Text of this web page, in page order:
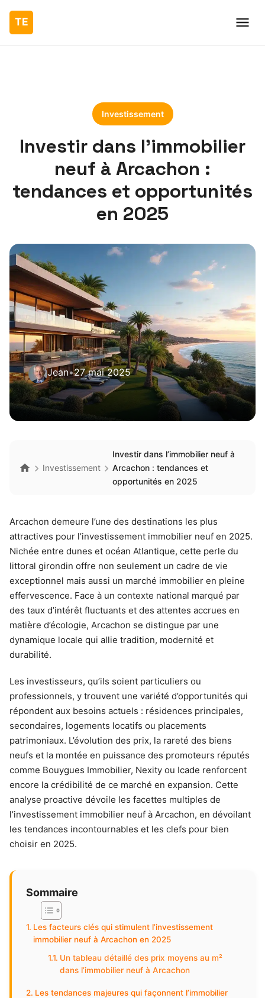
Investissement
Investir dans l’immobilier
neuf à Arcachon :
tendances et opportunités
en 2025
Jean•27 mai 2025
Investissement
Investir dans l’immobilier neuf à
Arcachon : tendances et
opportunités en 2025
Arcachon demeure l’une des destinations les plus
attractives pour l’investissement immobilier neuf en 2025.
Nichée entre dunes et océan Atlantique, cette perle du
littoral girondin offre non seulement un cadre de vie
exceptionnel mais aussi un marché immobilier en pleine
effervescence. Face à un contexte national marqué par
des taux d’intérêt fluctuants et des attentes accrues en
matière d’écologie, Arcachon se distingue par une
dynamique locale qui allie tradition, modernité et
durabilité.
Les investisseurs, qu’ils soient particuliers ou
professionnels, y trouvent une variété d’opportunités qui
répondent aux besoins actuels : résidences principales,
secondaires, logements locatifs ou placements
patrimoniaux. L’évolution des prix, la rareté des biens
neufs et la montée en puissance des promoteurs réputés
comme Bouygues Immobilier, Nexity ou Icade renforcent
encore la crédibilité de ce marché en expansion. Cette
analyse proactive dévoile les facettes multiples de
l’investissement immobilier neuf à Arcachon, en dévoilant
les tendances incontournables et les clefs pour bien
choisir en 2025.
Sommaire
Les facteurs clés qui stimulent l’investissement
immobilier neuf à Arcachon en 2025
Un tableau détaillé des prix moyens au m²
dans l’immobilier neuf à Arcachon
Les tendances majeures qui façonnent l’immobilier